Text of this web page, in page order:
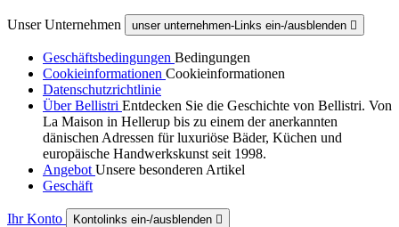
Unser Unternehmen unser unternehmen-Links ein-/ausblenden 
Geschäftsbedingungen Bedingungen
Cookieinformationen Cookieinformationen
Datenschutzrichtlinie
Über Bellistri Entdecken Sie die Geschichte von Bellistri. Von
La Maison in Hellerup bis zu einem der anerkannten
dänischen Adressen für luxuriöse Bäder, Küchen und
europäische Handwerkskunst seit 1998.
Angebot Unsere besonderen Artikel
Geschäft
Ihr Konto Kontolinks ein-/ausblenden 